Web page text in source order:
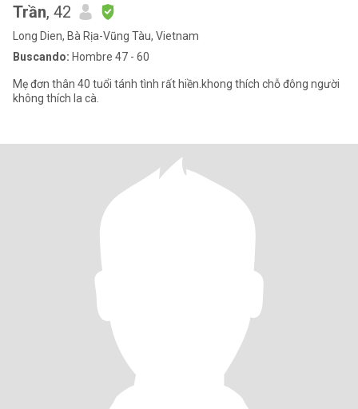
Trần, 42
Long Dien, Bà Rịa-Vũng Tàu, Vietnam
Buscando: Hombre 47 - 60
Mẹ đơn thân 40 tuổi tánh tình rất hiền.khong thích chỗ đông người
không thích la cà.